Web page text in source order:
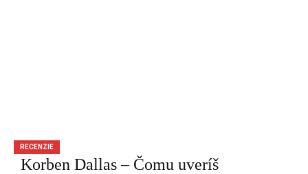
RECENZIE
Korben Dallas – Čomu uveríš